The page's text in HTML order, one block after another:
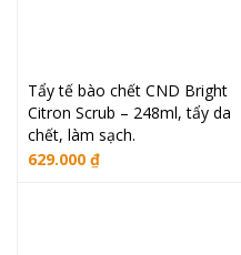
Tẩy tế bào chết CND Bright
Citron Scrub – 248ml, tẩy da
chết, làm sạch.
629.000 ₫